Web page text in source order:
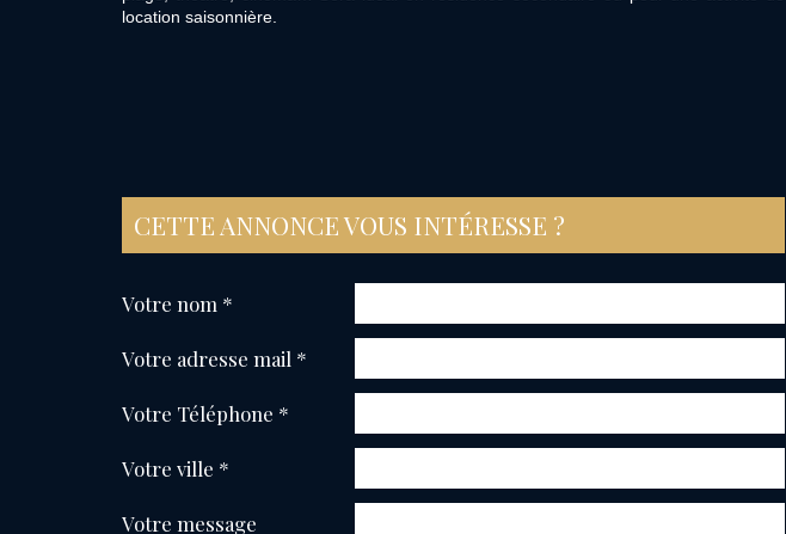
location saisonnière.
CETTE ANNONCE VOUS INTÉRESSE ?
Votre nom *
Votre adresse mail *
Votre Téléphone *
Votre ville *
Votre message